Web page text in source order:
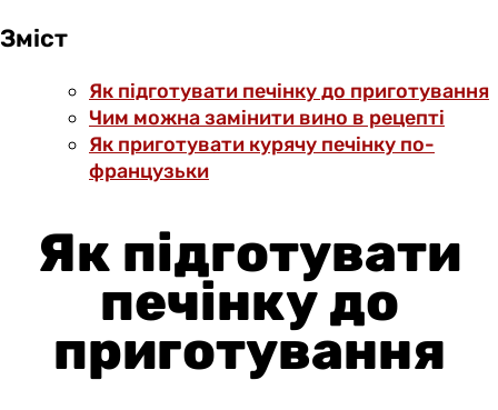
Зміст
Як підготувати печінку до приготування
Чим можна замінити вино в рецепті
Як приготувати курячу печінку по-
французьки
Як підготувати
печінку до
приготування